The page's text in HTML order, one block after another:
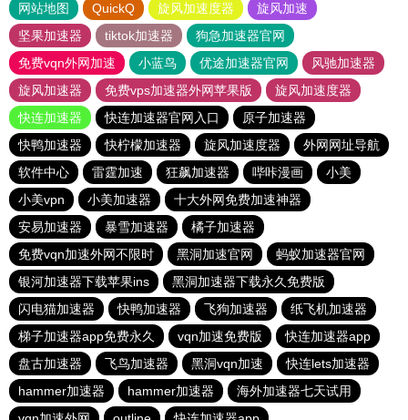
网站地图 QuickQ 旋风加速度器
旋风加速
坚果加速器
tiktok加速器
狗急加速器官网
免费vqn外网加速
小蓝鸟 优途加速器官网
风驰加速器
旋风加速器
免费vps加速器外网苹果版
旋风加速度器
快连加速器
快连加速器官网入口
原子加速器
快鸭加速器
快柠檬加速器 旋风加速度器
外网网址导航
软件中心
雷霆加速 狂飙加速器 哔咔漫画
小美
小美vpn
小美加速器
十大外网免费加速神器
安易加速器
暴雪加速器
橘子加速器
免费vqn加速外网不限时
黑洞加速官网
蚂蚁加速器官网
银河加速器下载苹果ins
黑洞加速器下载永久免费版
闪电猫加速器
快鸭加速器 飞狗加速器
纸飞机加速器
梯子加速器app免费永久
vqn加速免费版
快连加速器app
盘古加速器
飞鸟加速器 黑洞vqn加速
快连lets加速器
hammer加速器
hammer加速器
海外加速器七天试用